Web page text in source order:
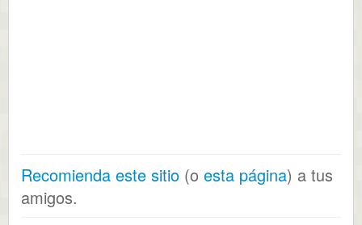
Recomienda este sitio (o esta página) a tus
amigos.